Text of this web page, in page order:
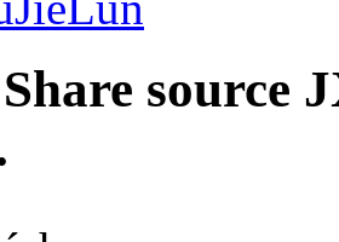
source